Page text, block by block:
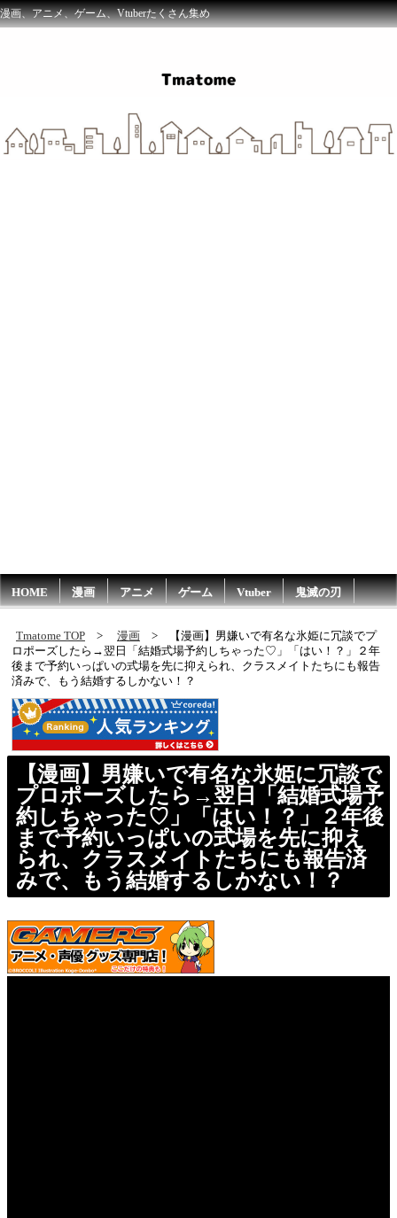
漫画、アニメ、ゲーム、Vtuberたくさん集め
HOME 漫画 アニメ ゲーム Vtuber 鬼滅の刃
Tmatome TOP 漫画
【漫画】男嫌いで有名な氷姫に冗談でプ
ロポーズしたら→翌日「結婚式場予約しちゃった♡」「はい！？」２年
後まで予約いっぱいの式場を先に抑えられ、クラスメイトたちにも報告
済みで、もう結婚するしかない！？
【漫画】男嫌いで有名な氷姫に冗談で
プロポーズしたら→翌日「結婚式場予
約しちゃった♡」「はい！？」２年後
まで予約いっぱいの式場を先に抑え
られ、クラスメイトたちにも報告済
みで、もう結婚するしかない！？